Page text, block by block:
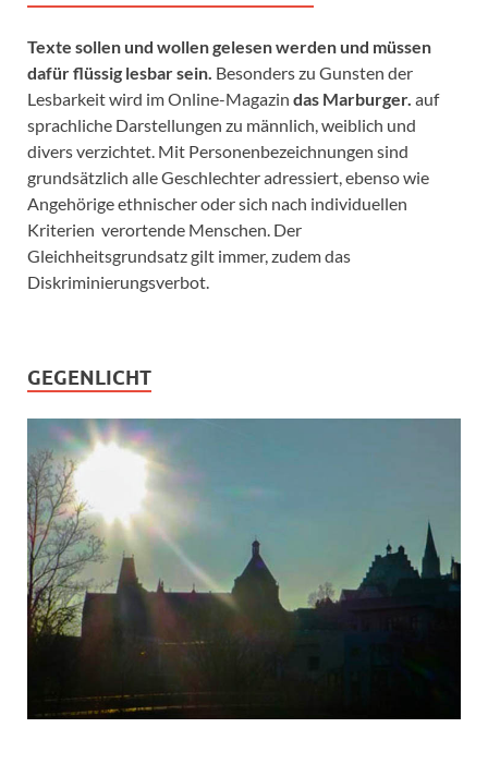
Texte sollen und wollen gelesen werden und müssen
dafür flüssig lesbar sein. Besonders zu Gunsten der
Lesbarkeit wird im Online-Magazin das Marburger. auf
sprachliche Darstellungen zu männlich, weiblich und
divers verzichtet. Mit Personenbezeichnungen sind
grundsätzlich alle Geschlechter adressiert, ebenso wie
Angehörige ethnischer oder sich nach individuellen
Kriterien verortende Menschen. Der
Gleichheitsgrundsatz gilt immer, zudem das
Diskriminierungsverbot.
GEGENLICHT